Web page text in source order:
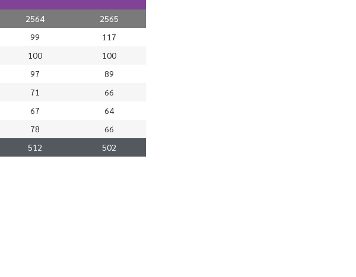
2564
2565
99
117
100
100
97
89
71
66
67
64
78
66
512 502